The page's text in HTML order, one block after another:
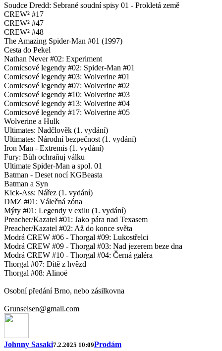
Soudce Dredd: Sebrané soudní spisy 01 - Prokletá země
CREW² #17
CREW² #47
CREW² #48
The Amazing Spider-Man #01 (1997)
Cesta do Pekel
Nathan Never #02: Experiment
Comicsové legendy #02: Spider-Man #01
Comicsové legendy #03: Wolverine #01
Comicsové legendy #07: Wolverine #02
Comicsové legendy #10: Wolverine #03
Comicsové legendy #13: Wolverine #04
Comicsové legendy #17: Wolverine #05
Wolverine a Hulk
Ultimates: Nadčlověk (1. vydání)
Ultimates: Národní bezpečnost (1. vydání)
Iron Man - Extremis (1. vydání)
Fury: Bůh ochraňuj válku
Ultimate Spider-Man a spol. 01
Batman - Deset nocí KGBeasta
Batman a Syn
Kick-Ass: Nářez (1. vydání)
DMZ #01: Válečná zóna
Mýty #01: Legendy v exilu (1. vydání)
Preacher/Kazatel #01: Jako pára nad Texasem
Preacher/Kazatel #02: Až do konce světa
Modrá CREW #06 - Thorgal #09: Lukostřelci
Modrá CREW #09 - Thorgal #03: Nad jezerem beze dna
Modrá CREW #10 - Thorgal #04: Černá galéra
Thorgal #07: Dítě z hvězd
Thorgal #08: Alinoë
Osobní předání Brno, nebo zásilkovna
Grunseisen@gmail.com
Johnny Sasaki7.2.2025 10:09Prodám